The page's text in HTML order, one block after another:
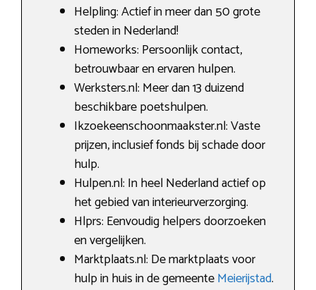
Helpling: Actief in meer dan 50 grote
steden in Nederland!
Homeworks: Persoonlijk contact,
betrouwbaar en ervaren hulpen.
Werksters.nl: Meer dan 13 duizend
beschikbare poetshulpen.
Ikzoekeenschoonmaakster.nl: Vaste
prijzen, inclusief fonds bij schade door
hulp.
Hulpen.nl: In heel Nederland actief op
het gebied van interieurverzorging.
Hlprs: Eenvoudig helpers doorzoeken
en vergelijken.
Marktplaats.nl: De marktplaats voor
hulp in huis in de gemeenteMeierijstad.